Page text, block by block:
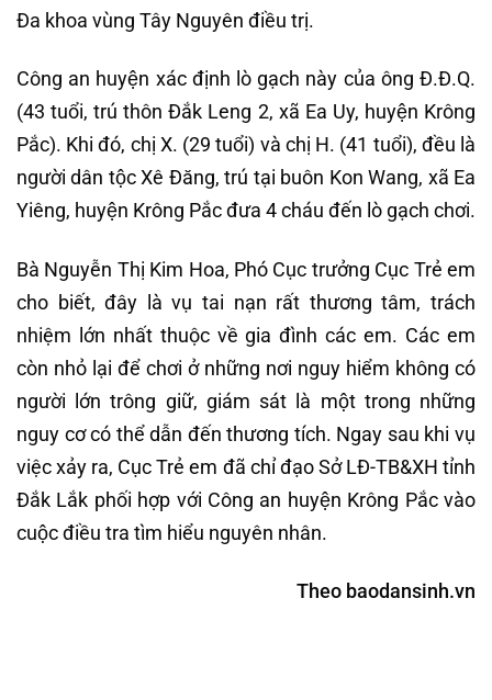
Đa khoa vùng Tây Nguyên điều trị.
Công an huyện xác định lò gạch này của ông Đ.Đ.Q.
(43 tuổi, trú thôn Đắk Leng 2, xã Ea Uy, huyện Krông
Pắc). Khi đó, chị X. (29 tuổi) và chị H. (41 tuổi), đều là
người dân tộc Xê Đăng, trú tại buôn Kon Wang, xã Ea
Yiêng, huyện Krông Pắc đưa 4 cháu đến lò gạch chơi.
Bà Nguyễn Thị Kim Hoa, Phó Cục trưởng Cục Trẻ em
cho biết, đây là vụ tai nạn rất thương tâm, trách
nhiệm lớn nhất thuộc về gia đình các em. Các em
còn nhỏ lại để chơi ở những nơi nguy hiểm không có
người lớn trông giữ, giám sát là một trong những
nguy cơ có thể dẫn đến thương tích. Ngay sau khi vụ
việc xảy ra, Cục Trẻ em đã chỉ đạo Sở LĐ-TB&XH tỉnh
Đắk Lắk phối hợp với Công an huyện Krông Pắc vào
cuộc điều tra tìm hiểu nguyên nhân.
Theo baodansinh.vn